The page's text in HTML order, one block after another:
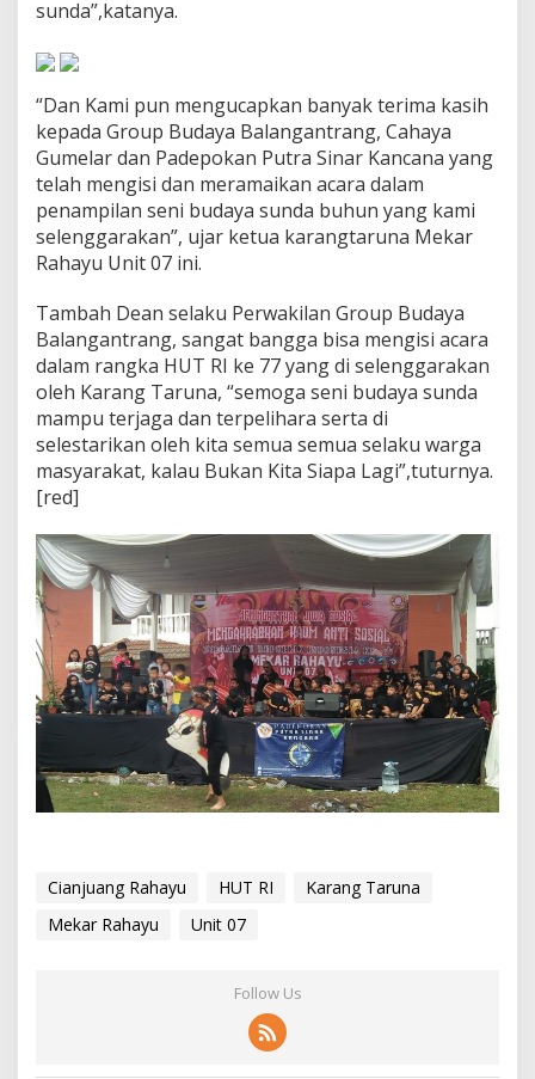
sunda”,katanya.
“Dan Kami pun mengucapkan banyak terima kasih
kepada Group Budaya Balangantrang, Cahaya
Gumelar dan Padepokan Putra Sinar Kancana yang
telah mengisi dan meramaikan acara dalam
penampilan seni budaya sunda buhun yang kami
selenggarakan”, ujar ketua karangtaruna Mekar
Rahayu Unit 07 ini.
Tambah Dean selaku Perwakilan Group Budaya
Balangantrang, sangat bangga bisa mengisi acara
dalam rangka HUT RI ke 77 yang di selenggarakan
oleh Karang Taruna, “semoga seni budaya sunda
mampu terjaga dan terpelihara serta di
selestarikan oleh kita semua semua selaku warga
masyarakat, kalau Bukan Kita Siapa Lagi”,tuturnya.
[red]
Cianjuang Rahayu HUT RI
Karang Taruna
Mekar Rahayu
Unit 07
Follow Us